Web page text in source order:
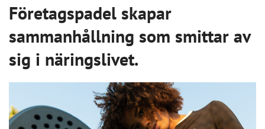
Företagspadel skapar
sammanhållning som smittar av
sig i näringslivet.